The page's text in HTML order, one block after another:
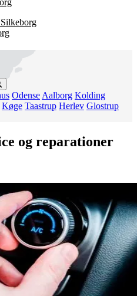
Odense Aalborg Kolding
Køge Taastrup Herlev Glostrup
og reparationer